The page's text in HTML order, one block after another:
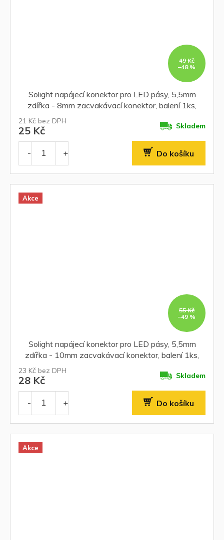
49 Kč
–48 %
Solight napájecí konektor pro LED pásy, 5,5mm
zdířka - 8mm zacvakávací konektor, balení 1ks,
21 Kč bez DPH
25 Kč Skladem
Do košíku
Akce
55 Kč
–49 %
Solight napájecí konektor pro LED pásy, 5,5mm
zdířka - 10mm zacvakávací konektor, balení 1ks,
23 Kč bez DPH
28 Kč Skladem
Do košíku
Akce